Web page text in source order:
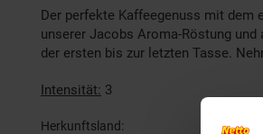
Der perfekte Kaffeegenuss mit
unserer Jacobs Aroma-Röstung
der ersten bis zur letzten Tasse.
Intensität: 3
Herkunftsland